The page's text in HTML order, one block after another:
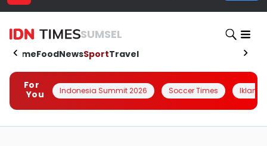
SUMSEL
HomeFoodNewsSportTravel
For
You
Indonesia Summit 2026 Soccer Times Iklanin